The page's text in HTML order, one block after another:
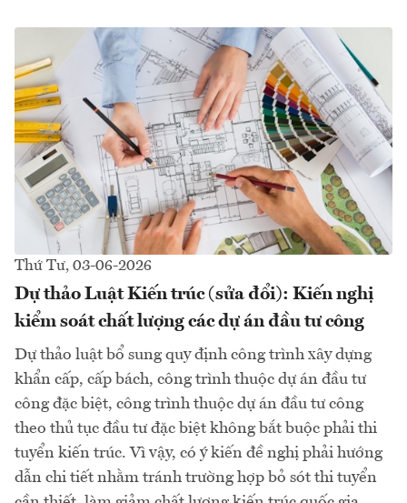
Thứ Tư, 03-06-2026
Dự thảo Luật Kiến trúc (sửa đổi): Kiến nghị
kiểm soát chất lượng các dự án đầu tư công
Dự thảo luật bổ sung quy định công trình xây dựng
khẩn cấp, cấp bách, công trình thuộc dự án đầu tư
công đặc biệt, công trình thuộc dự án đầu tư công
theo thủ tục đầu tư đặc biệt không bắt buộc phải thi
tuyển kiến trúc. Vì vậy, có ý kiến đề nghị phải hướng
dẫn chi tiết nhằm tránh trường hợp bỏ sót thi tuyển